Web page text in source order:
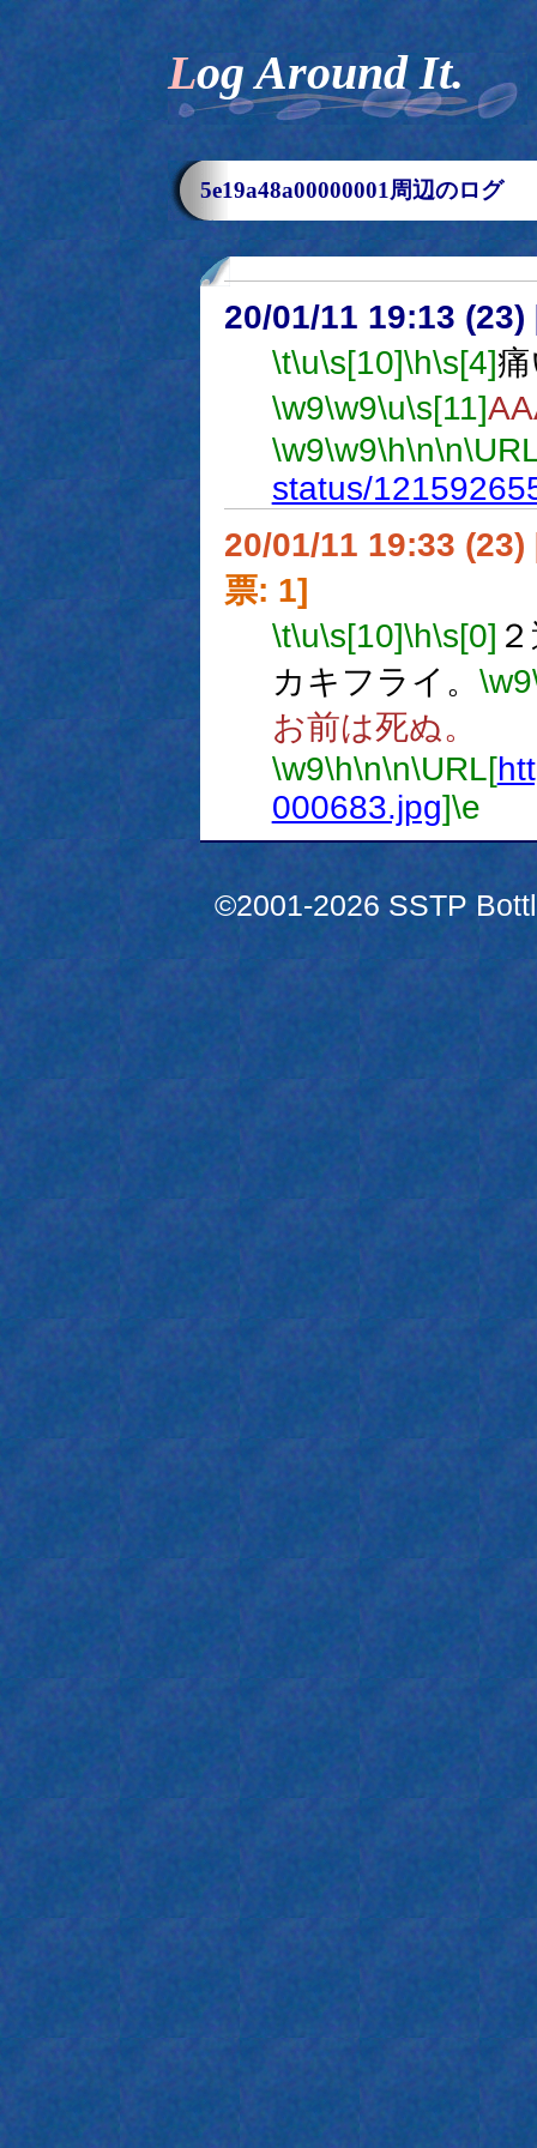
Log Around It.
5e19a48a00000001周辺のログ
20/01/11 19:13 (23)
\t\u\s[10]\h\s[4]
\w9\w9\u\s[11]
\w9\w9\h\n\n
status/
20/01/11 19:33 (23)
票: 1]
\t\u\s[10]\h\s[0]
カキフライ。 \w9
お前は死ぬ。
\w9\h\n\n\URL[
000683.jpg]\e
©2001-2026 SSTP